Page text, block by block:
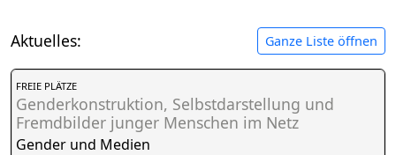
Aktuelles: Ganze Liste öffnen
FREIE PLÄTZE
Genderkonstruktion, Selbstdarstellung und
Fremdbilder junger Menschen im Netz
Gender und Medien